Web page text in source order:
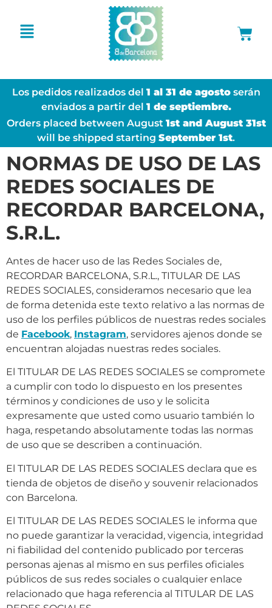
Los pedidos realizados del 1 al 31 de agostoserán
enviados a partir del 1 de septiembre.
Orders placed between August 1st and August 31st
will be shipped starting September 1st.
NORMAS DE USO DE LAS
REDES SOCIALES DE
RECORDAR BARCELONA,
S.R.L.
Antes de hacer uso de las Redes Sociales de,
RECORDAR BARCELONA, S.R.L., TITULAR DE LAS
REDES SOCIALES, consideramos necesario que lea
de forma detenida este texto relativo a las normas de
uso de los perfiles públicos de nuestras redes sociales
de Facebook, Instagram, servidores ajenos donde se
encuentran alojadas nuestras redes sociales.
El TITULAR DE LAS REDES SOCIALES se compromete
a cumplir con todo lo dispuesto en los presentes
términos y condiciones de uso y le solicita
expresamente que usted como usuario también lo
haga, respetando absolutamente todas las normas
de uso que se describen a continuación.
El TITULAR DE LAS REDES SOCIALES declara que es
tienda de objetos de diseño y souvenir relacionados
con Barcelona.
El TITULAR DE LAS REDES SOCIALES le informa que
no puede garantizar la veracidad, vigencia, integridad
ni fiabilidad del contenido publicado por terceras
personas ajenas al mismo en sus perfiles oficiales
públicos de sus redes sociales o cualquier enlace
relacionado que haga referencia al TITULAR DE LAS